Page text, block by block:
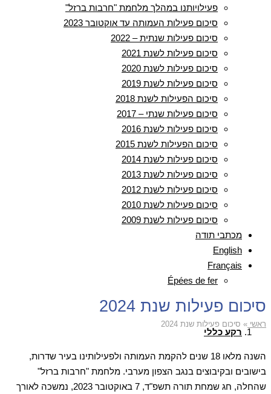
פעילויותנו במהלך מלחמת "חרבות ברזל"
סיכום פעילות העמותה עד אוקטובר 2023
סיכום פעילות שנתית – 2022
סיכום פעילות לשנת 2021
סיכום פעילות לשנת 2020
סיכום פעילות לשנת 2019
סיכום הפעילות לשנת 2018
סיכום פעילות שנתי – 2017
סיכום פעילות לשנת 2016
סיכום הפעילות לשנת 2015
סיכום פעילות לשנת 2014
סיכום פעילות לשנת 2013
סיכום פעילות לשנת 2012
סיכום פעילות לשנת 2010
סיכום פעילות לשנת 2009
מכתבי תודה
English
Français
Épées de fer
סיכום פעילות שנת 2024
ראשי » סיכום פעילות שנת 2024
רקע כללי
השנה מלאו 18 שנים להקמת העמותה ולפעילותינו בעיר שדרות,
בישובים ובקיבוצים בנגב הצפון מערבי. מלחמת "חרבות ברזל"
שהחלה, חג שמחת תורה תשפ"ד, 7 באוקטובר 2023, נמשכה לאורך